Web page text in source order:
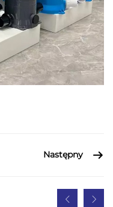
Następny